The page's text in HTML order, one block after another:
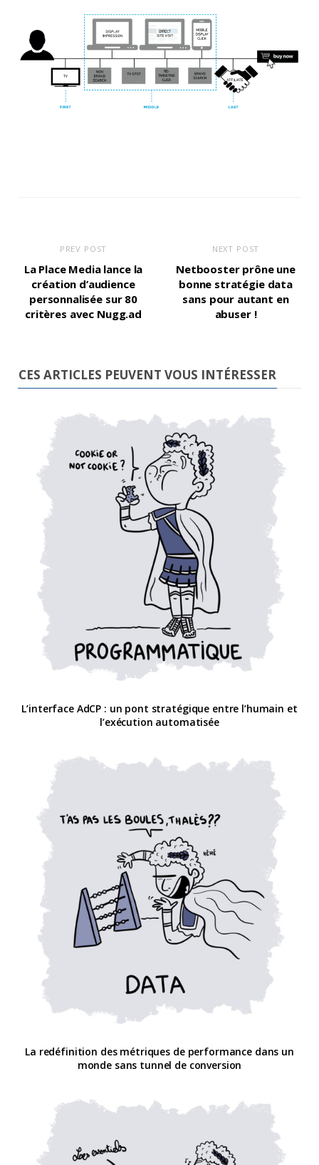
PREV POST
La Place Media lance la
création d’audience
personnalisée sur 80
critères avec Nugg.ad
NEXT POST
Netbooster prône une
bonne stratégie data
sans pour autant en
abuser !
CES ARTICLES PEUVENT VOUS INTÉRESSER
L’interface AdCP : un pont stratégique entre l’humain et
l’exécution automatisée
La redéfinition des métriques de performance dans un
monde sans tunnel de conversion